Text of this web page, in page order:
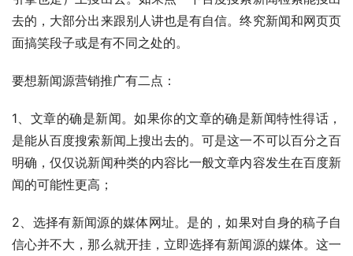
去的，大部分出来跟别人讲也是有自信。终究新闻和网页页
面搞笑段子或是有不同之处的。
要想新闻源营销推广有二点：
1、文章的确是新闻。如果你的文章的确是新闻特性得话，
是能从百度搜索新闻上搜出去的。可是这一不可以百分之百
明确，仅仅说新闻种类的内容比一般文章内容发生在百度新
闻的可能性更高；
2、选择有新闻源的媒体网址。是的，如果对自身的稿子自
信心并不大，那么就开挂，立即选择有新闻源的媒体。这一